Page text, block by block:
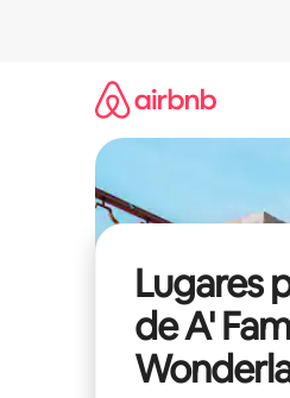
Lugares
de A'